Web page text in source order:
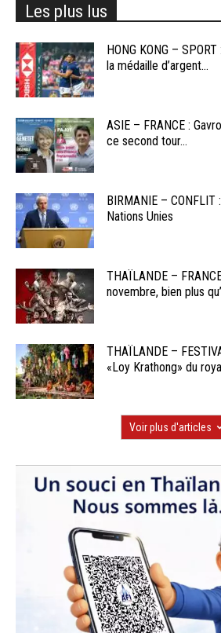
Les plus lus
HONG KONG –
la médaille d’argent...
ASIE – FRANCE :
ce second tour...
BIRMANIE –
Nations Unies
THAÏLANDE –
novembre, bien plus
THAÏLANDE –
«Loy Krathong» du
Voir plus d'articles